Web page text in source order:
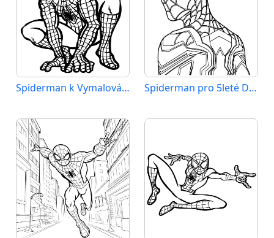
Spiderman k Vymalování Spiderman pro 5leté Děti